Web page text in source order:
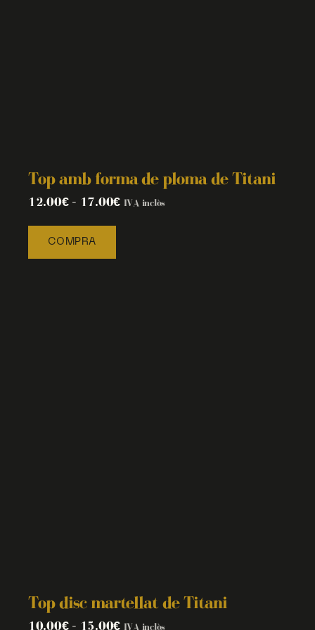
Top amb forma de ploma de Titani
12.00€– 17.00€ IVA inclòs
COMPRA
Top disc martellat de Titani
10.00€– 15.00€ IVA inclòs